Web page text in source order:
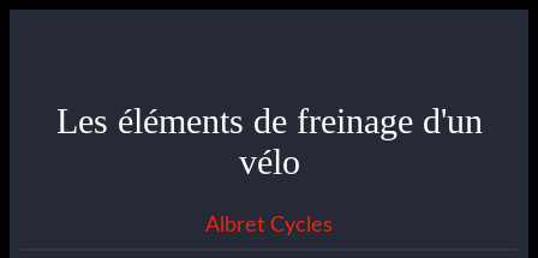
Les éléments de freinage d'un
vélo
Albret Cycles